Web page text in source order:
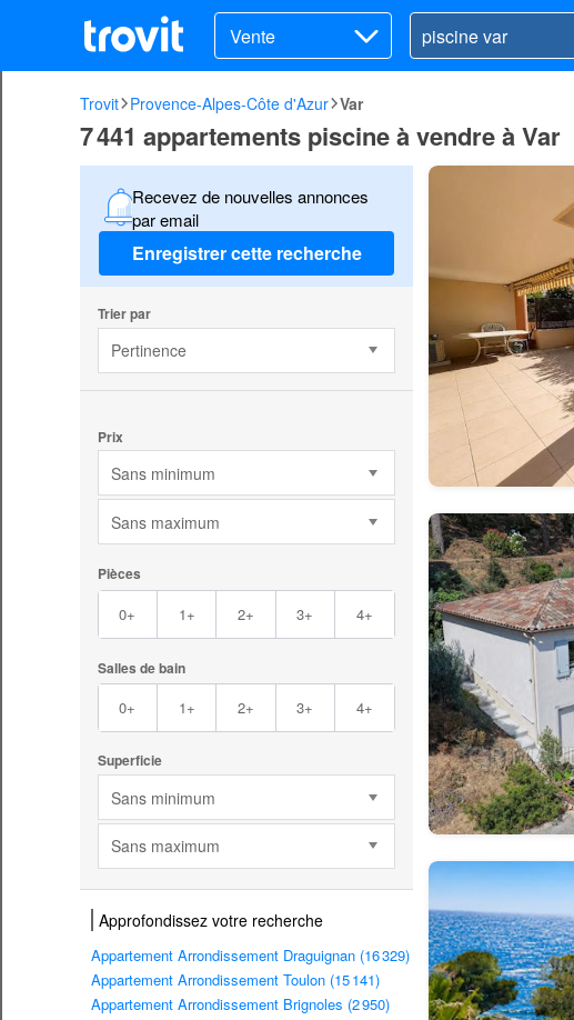
Vente
Trovit Provence-Alpes-Côte d'Azur Var
7 441 appartements piscine à vendre à Var
Recevez de nouvelles annonces
par email
Enregistrer cette recherche
Trier par
Pertinence
Prix
Sans minimum
Sans maximum
Pièces
0+ 1+ 2+ 3+ 4+
Salles de bain
0+ 1+ 2+ 3+ 4+
Superficie
Sans minimum
Sans maximum
Approfondissez votre recherche
Appartement Arrondissement Draguignan (16 329)
Appartement Arrondissement Toulon (15 141)
Appartement Arrondissement Brignoles (2 950)